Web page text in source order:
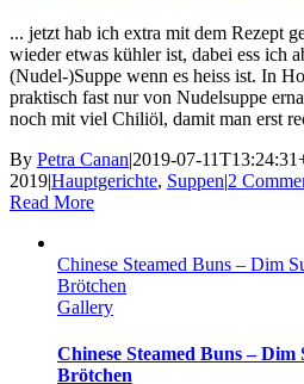
... jetzt hab ich extra mit dem Rezept
wieder etwas kühler ist, dabei ess ich
(Nudel-)Suppe wenn es heiss ist. In
praktisch fast nur von Nudelsuppe
noch mit viel Chiliöl, damit man erst
By Petra Canan|2019-07-
2019|Hauptgerichte, Suppen|2
Read More
Chinese Steamed Buns – Dim
Brötchen
Gallery
Chinese Steamed Buns –
Brötchen